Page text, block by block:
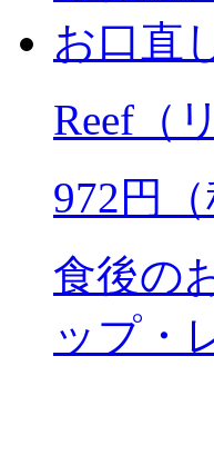
Reef（
972円（
食後の
ップ・